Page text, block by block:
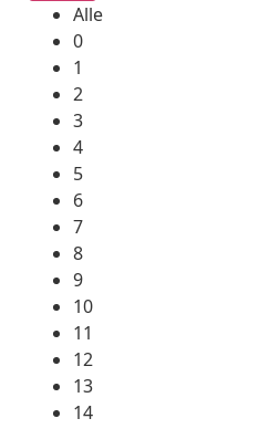
Alle
0
1
2
3
4
5
6
7
8
9
10
11
12
13
14